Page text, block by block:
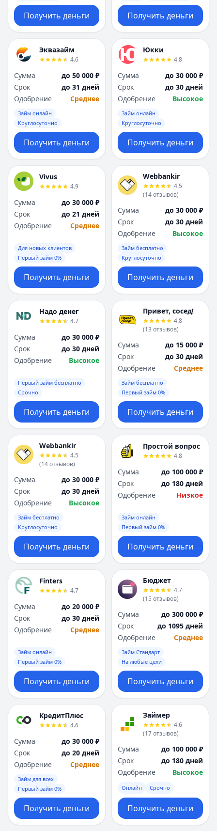
Получить деньги Получить деньги
Эквазайм
4.6
Сумма
до 50 000 ₽
Срок
до 31 дней
Одобрение
Среднее
Займ онлайн
Круглосуточно
Получить деньги
Юкки
4.8
Сумма
до 30 000 ₽
Срок
до 30 дней
Одобрение
Высокое
Займ онлайн
Круглосуточно
Получить деньги
Vivus
4.9
Сумма
до 30 000 ₽
Срок
до 21 дней
Одобрение
Среднее
Для новых клиентов
Первый займ 0%
Получить деньги
Webbankir
4.5
(14отзывов)
Сумма
до 30 000 ₽
Срок
до 30 дней
Одобрение
Высокое
Займ бесплатно
Круглосуточно
Получить деньги
Надо денег
4.7
Сумма
до 30 000 ₽
Срок
до 30 дней
Одобрение
Высокое
Первый займ бесплатно
Срочно
Получить деньги
Привет, сосед!
4.8
(13 отзывов)
Сумма
до 15 000 ₽
Срок
до 30 дней
Одобрение
Среднее
Займ бесплатно
Первый займ 0%
Получить деньги
Webbankir
4.5
(14отзывов)
Сумма
до 30 000 ₽
Срок
до 30 дней
Одобрение
Высокое
Займ бесплатно
Круглосуточно
Получить деньги
Простой вопрос
4.8
Сумма
до 100 000 ₽
Срок
до 180 дней
Одобрение
Низкое
Займ онлайн
Первый займ 0%
Получить деньги
Finters
4.7
Сумма
до 20 000 ₽
Срок
до 30 дней
Одобрение
Среднее
Займ онлайн
Первый займ 0%
Получить деньги
Бюджет
4.7
(15 отзывов)
Сумма
до 300 000 ₽
Срок
до 1095 дней
Одобрение
Среднее
Займ Стандарт
На любые цели
Получить деньги
КредитПлюс
4.6
Сумма
до 30 000 ₽
Срок
до 20 дней
Одобрение
Среднее
Займ для всех
Первый займ 0%
Получить деньги
Займер
4.6
(17отзывов)
Сумма
до 100 000 ₽
Срок
до 180 дней
Одобрение
Высокое
Онлайн Срочно
Получить деньги